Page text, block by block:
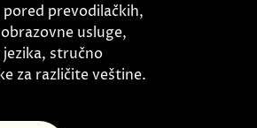
prevodilačkih,
usluge,
stručno
za različite veštine.